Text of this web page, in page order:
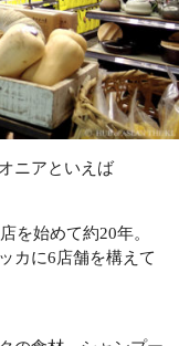
ニアといえば
を始めて約20年。
カに6店舗を構えて